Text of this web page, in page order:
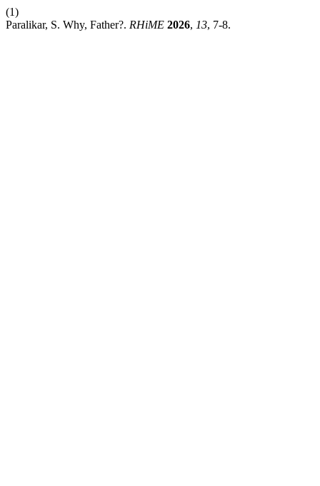
(1)
Paralikar, S. Why, Father?. RHiME 2026, 13, 7-8.